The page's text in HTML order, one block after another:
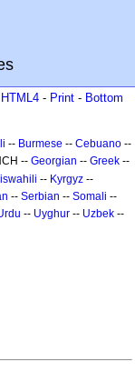
- Print - Bottom
-- Burmese -- Cebuano --
-- Georgian -- Greek --
-- Kyrgyz --
-- Serbian -- Somali --
-- Uyghur -- Uzbek --